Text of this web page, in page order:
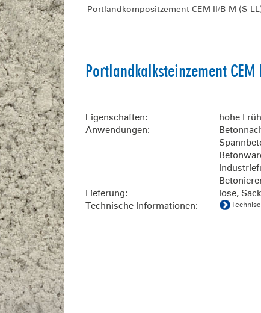
Portlandkompositzement CEM II/B-M (S-
Portlandkalksteinzement CEM
Eigenschaften:
hohe
Anwendungen:
Lieferung:
lose,
Technische Informationen: